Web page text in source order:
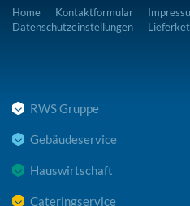
Home Kontaktformular
Datenschutzeinstellungen
RWS Gruppe
Gebäudeservice
Hauswirtschaft
Cateringservice